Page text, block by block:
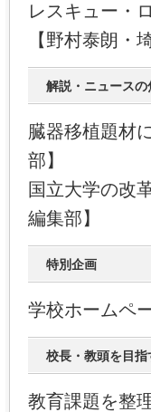
レスキュー・
【野村泰朗・
解説・ニュースの
臓器移植題材
部】
国立大学の改
編集部】
特別企画
学校ホームペ
校長・教頭を目
教育課題を整